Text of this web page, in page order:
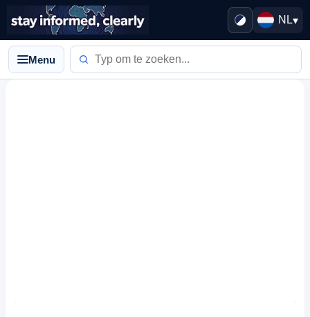
NL▾
Menu